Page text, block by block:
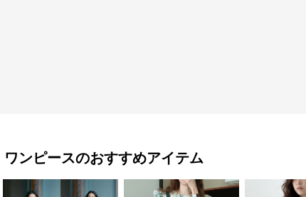
ワンピースのおすすめアイテム